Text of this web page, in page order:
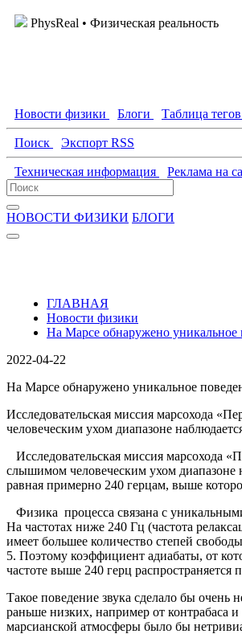
PhysReal • Физическая реальность
Новости физики Блоги Таблица тегов
Поиск Экспорт RSS
Техническая информация Реклама на
НОВОСТИ ФИЗИКИ БЛОГИ
ГЛАВНАЯ
Новости физики
На Марсе обнаружено уникальное
2022-04-22
На Марсе обнаружено уникальное
Исследовательская миссия марсохода
человеческим ухом диапазоне
Исследовательская миссия марсохода
слышимом человеческим ухом диапазоне
равная примерно 240 герцам, выше
Физика процесса связана с
На частотах ниже 240 Гц (частота
имеет большее количество степей
5. Поэтому коэффициент адиабаты, от
частоте выше 240 герц распространяется
Такое поведение звука сделало бы
раньше низких, например от контрабаса
марсианской атмосферы было бы